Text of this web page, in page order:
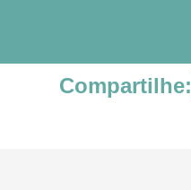
Compartilhe: